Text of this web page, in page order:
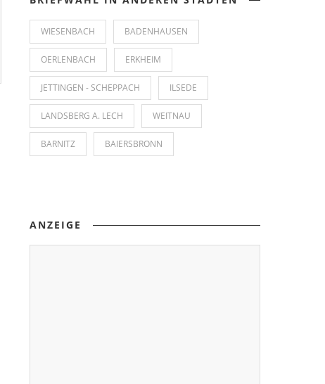
WIESENBACH BADENHAUSEN
OERLENBACH ERKHEIM
JETTINGEN - SCHEPPACH ILSEDE
LANDSBERG A. LECH WEITNAU
BARNITZ BAIERSBRONN
ANZEIGE